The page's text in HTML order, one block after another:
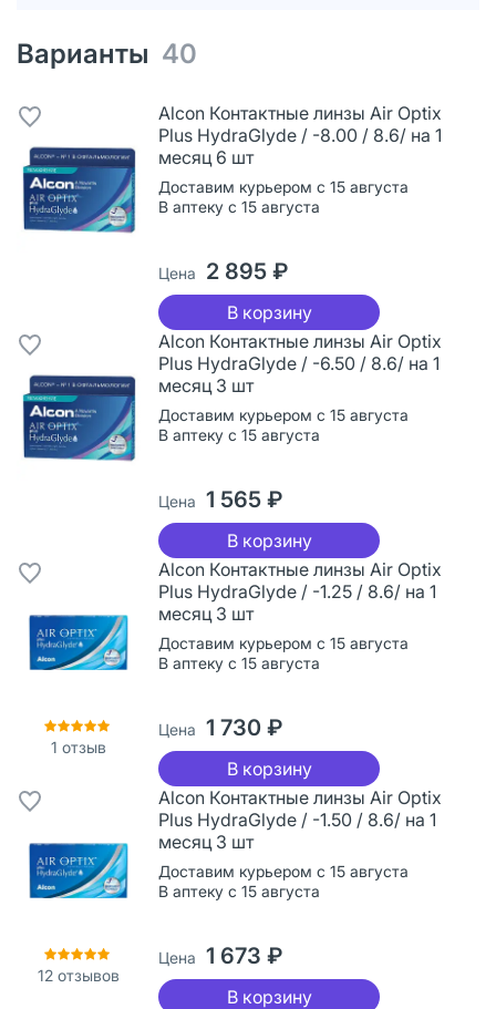
Варианты 40
Alcon Контактные линзы Air Optix
Plus HydraGlyde / -8.00 / 8.6/ на 1
месяц 6 шт
Доставим курьером с 15 августа
В аптеку с 15 августа
Цена 2 895 ₽
В корзину
Alcon Контактные линзы Air Optix
Plus HydraGlyde / -6.50 / 8.6/ на 1
месяц 3 шт
Доставим курьером с 15 августа
В аптеку с 15 августа
Цена 1 565 ₽
В корзину
1 отзыв
Alcon Контактные линзы Air Optix
Plus HydraGlyde / -1.25 / 8.6/ на 1
месяц 3 шт
Доставим курьером с 15 августа
В аптеку с 15 августа
Цена 1 730 ₽
В корзину
12 отзывов
Alcon Контактные линзы Air Optix
Plus HydraGlyde / -1.50 / 8.6/ на 1
месяц 3 шт
Доставим курьером с 15 августа
В аптеку с 15 августа
Цена 1 673 ₽
В корзину